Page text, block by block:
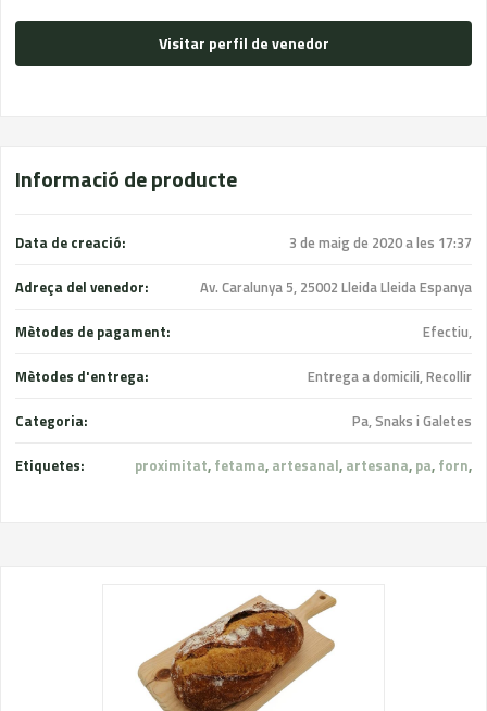
Visitar perfil de venedor
Informació de producte
Data de creació: 3 de maig de 2020 a les 17:37
Adreça del venedor: Av. Caralunya 5, 25002 Lleida Lleida Espanya
Mètodes de pagament: Efectiu,
Mètodes d'entrega: Entrega a domicili, Recollir
Categoria: Pa, Snaks i Galetes
Etiquetes: proximitat, fetama, artesanal, artesana, pa, forn,